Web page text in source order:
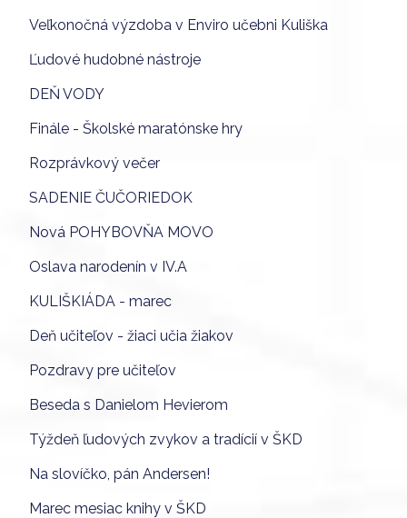
Veľkonočná výzdoba v Enviro učebni Kuliška
Ľudové hudobné nástroje
DEŇ VODY
Finále - Školské maratónske hry
Rozprávkový večer
SADENIE ČUČORIEDOK
Nová POHYBOVŇA MOVO
Oslava narodenín v IV.A
KULIŠKIÁDA - marec
Deň učiteľov - žiaci učia žiakov
Pozdravy pre učiteľov
Beseda s Danielom Hevierom
Týždeň ľudových zvykov a tradícií v ŠKD
Na slovíčko, pán Andersen!
Marec mesiac knihy v ŠKD